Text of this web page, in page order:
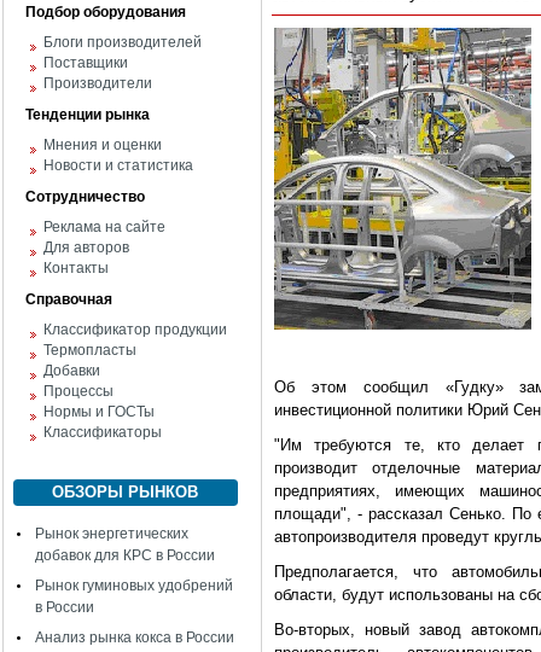
Подбор оборудования
Блоги производителей
Поставщики
Производители
Тенденции рынка
Мнения и оценки
Новости и статистика
Сотрудничество
Реклама на сайте
Для авторов
Контакты
Справочная
Классификатор продукции
Термопласты
Добавки
Процессы
Нормы и ГОСТы
Классификаторы
ОБЗОРЫ РЫНКОВ
Рынок энергетических
добавок для КРС в России
Рынок гуминовых удобрений
в России
Анализ рынка кокса в России
Об этом сообщил «Гудку»
инвестиционной политики Юрий
"Им требуются те, кто делает
производит отделочные
предприятиях, имеющих
площади", - рассказал Сенько. По
автопроизводителя проведут
Предполагается, что
области, будут использованы на
Во-вторых, новый завод